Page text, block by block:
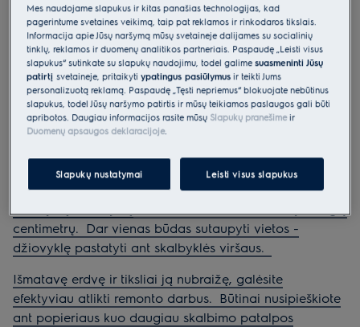
Pateikiame penkias idėjas mažai skalbimo erdvei.
Sukurkite aiškią skalbimo erdvės
viziją
Jei renovuojate namus ar vonios kambarį, svarbu turėti
pritaikyti. Ne kiekvienoje patalpoje telpa ir skalbyklė, ir
džiovyklė, todėl apsvarstykite galimybę įsigyti
centimetrų. Dar vienas būdas sutaupyti vietos -
džiovyklę pastatyti ant skalbyklės viršaus.
Išmatavę erdvę ir tiksliai ją nubraižę, galėsite
efektyviau atlikti remonto darbus. Būtinai nusipieškiote
ant popieriaus kuo daugiau skalbimo patalpos
Mes naudojame slapukus ir kitas panašias technologijas, kad
pagerintume svetainės veikimą, taip pat reklamos ir rinkodaros tikslais.
Informacija apie Jūsų naršymą mūsų svetainėje dalijamės su socialinių
tinklų, reklamos ir duomenų analitikos partneriais. Paspaudę „Leisti visus
slapukus“ sutinkate su slapukų naudojimu, todėl galimesuasmeninti Jūsų
patirtįsvetainėje, pritaikytiypatingus pasiūlymus ir teikti Jums
personalizuotą reklamą. Paspaudę „Tęsti nepriėmus“ blokuojate nebūtinus
slapukus, todėl Jūsų naršymo patirtis ir mūsų teikiamos paslaugos gali būti
apribotos. Daugiau informacijos rasite mūsų Slapukų pranešimeir
Duomenų apsaugos deklaracijoje.
Slapukų nustatymai Leisti visus slapukus